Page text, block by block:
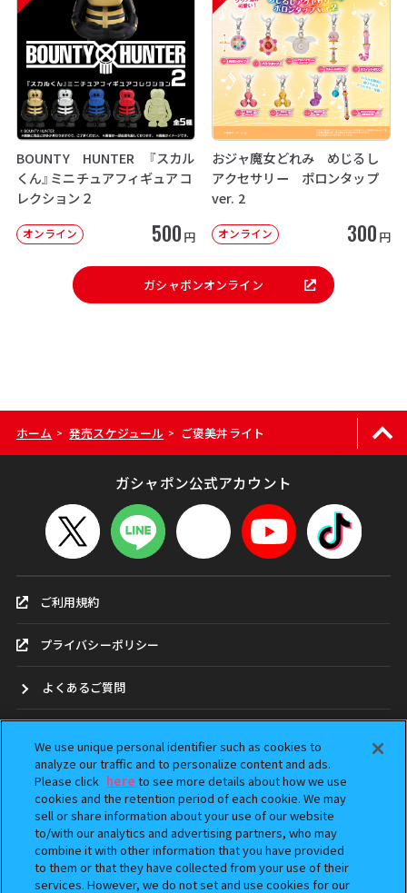
BOUNTY HUNTER 『スカル
くん』ミニチュアフィギュアコ
レクション２
オンライン 500 円
おジャ魔女どれみ めじるし
アクセサリー ポロンタップ
ver. 2
オンライン 300 円
ガシャポンオンライン
ホーム > 発売スケジュール > ご褒美丼ライト
ガシャポン公式アカウント
ご利用規約
プライバシーポリシー
よくあるご質問
ガシャポンどこ？
アンケート
ウェブアクセシビリティ方針
We use unique personal identifier such as cookies to
analyze our traffic and to personalize content and ads.
Please click here to see more details about how we use
cookies and the retention period of each cookie. We may
sell or share information about your use of our website
to/with our analytics and advertising partners, who may
combine it with other information that you have provided
to them or that they have collected from your use of their
services. However, we do not set and use cookies for our